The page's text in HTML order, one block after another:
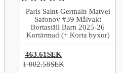
Paris Saint-Germain Matvei
Safonov #39 Målvakt
Bortaställ Barn 2025-26
Kortärmad (+ Korta byxor)
463.61SEK
1 002.58SEK